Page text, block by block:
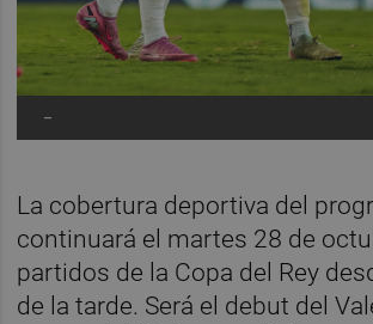
-
La cobertura deportiva del
continuará el martes 28 de
partidos de la Copa del Rey
de la tarde. Será el debut del